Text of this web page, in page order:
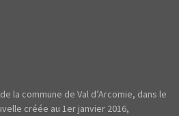
la commune de Val d’Arcomie, dans le
créée au 1er janvier 2016,